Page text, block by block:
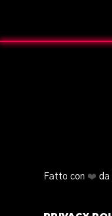
Fatto con ❤️ da